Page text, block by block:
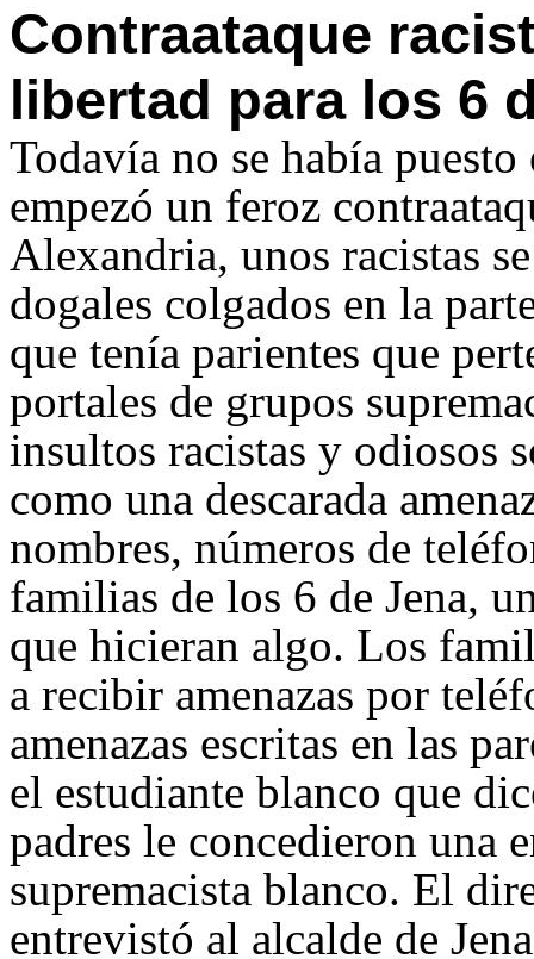
Contraataque
libertad para los 6
Todavía no se había
empezó un feroz
Alexandria, unos racistas
dogales colgados en la
que tenía parientes que
portales de grupos
insultos racistas y odiosos
como una descarada
nombres, números de
familias de los 6 de Jena,
que hicieran algo. Los
a recibir amenazas por
amenazas escritas en las
el estudiante blanco que
padres le concedieron una
supremacista blanco. El
entrevistó al alcalde de